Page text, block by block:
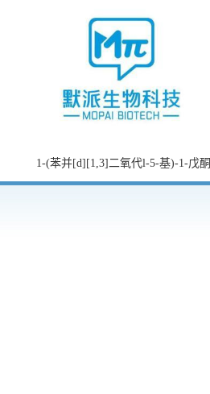
1-(苯并[d][1,3]二氧代l-5-基)-1-戊酮